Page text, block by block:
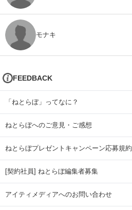
モナキ
FEEDBACK
「ねとらぼ」ってなに？
ねとらぼへのご意見・ご感想
ねとらぼプレゼントキャンペーン応募規約
[契約社員] ねとらぼ編集者募集
アイティメディアへのお問い合わせ